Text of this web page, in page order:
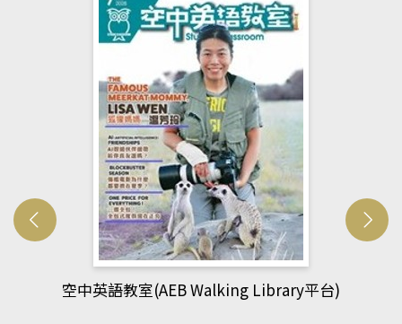
網管人(kono平台)